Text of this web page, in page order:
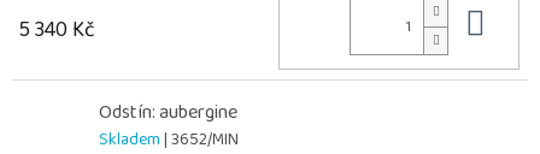
5 340 Kč
Odstín: aubergine
Skladem| 3652/MIN